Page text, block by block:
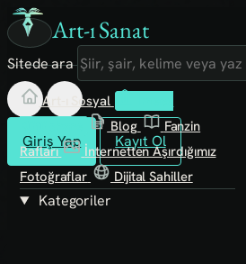
Art-ı Sanat
Sitede ara
Giriş Yap Kayıt Ol
Art-ı Sosyal
Blog
Fanzin
Rafları
İnternetten Aşırdığımız
Fotoğraflar
Dijital Sahiller
Kategoriler